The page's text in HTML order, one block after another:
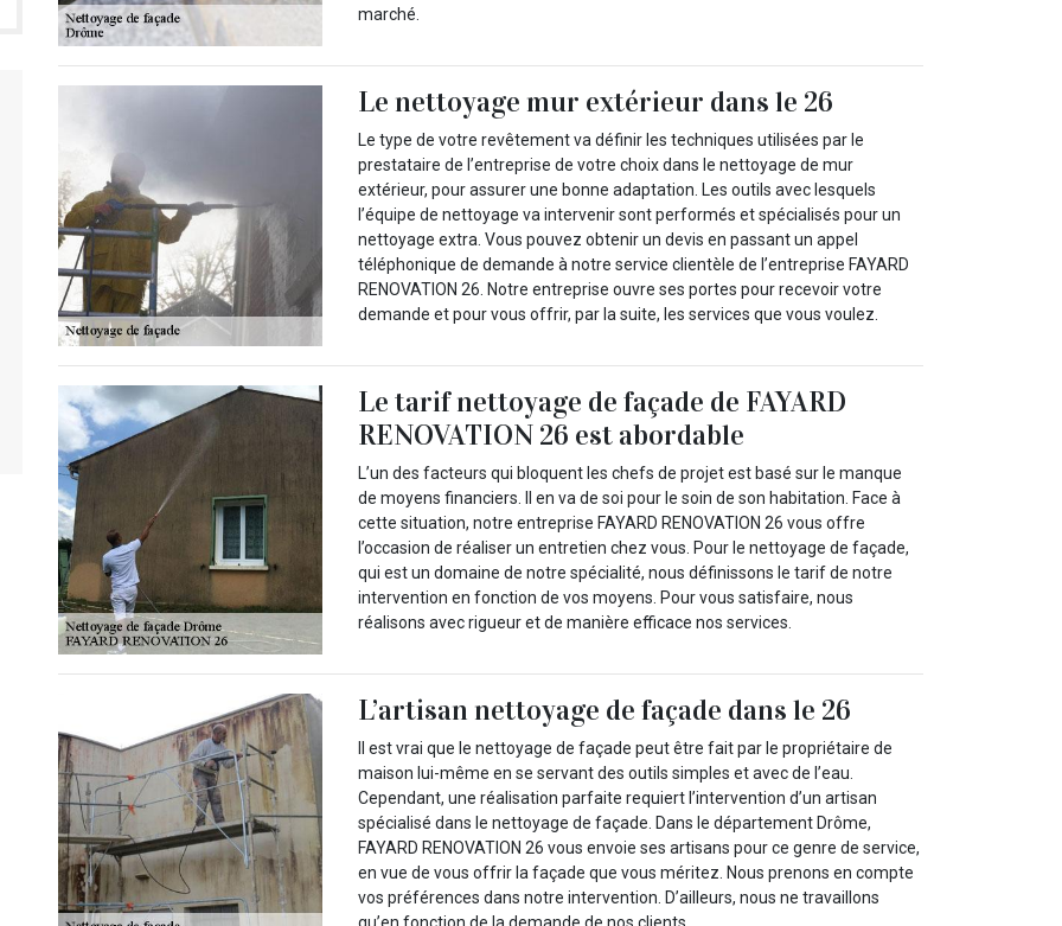
marché.
Le nettoyage mur extérieur dans le 26
Le type de votre revêtement va définir les techniques utilisées par le
prestataire de l’entreprise de votre choix dans le nettoyage de mur
extérieur, pour assurer une bonne adaptation. Les outils avec lesquels
l’équipe de nettoyage va intervenir sont performés et spécialisés pour un
nettoyage extra. Vous pouvez obtenir un devis en passant un appel
téléphonique de demande à notre service clientèle de l’entreprise FAYARD
RENOVATION 26. Notre entreprise ouvre ses portes pour recevoir votre
demande et pour vous offrir, par la suite, les services que vous voulez.
Le tarif nettoyage de façade de FAYARD
RENOVATION 26 est abordable
L’un des facteurs qui bloquent les chefs de projet est basé sur le manque
de moyens financiers. Il en va de soi pour le soin de son habitation. Face à
cette situation, notre entreprise FAYARD RENOVATION 26 vous offre
l’occasion de réaliser un entretien chez vous. Pour le nettoyage de façade,
qui est un domaine de notre spécialité, nous définissons le tarif de notre
intervention en fonction de vos moyens. Pour vous satisfaire, nous
réalisons avec rigueur et de manière efficace nos services.
L’artisan nettoyage de façade dans le 26
Il est vrai que le nettoyage de façade peut être fait par le propriétaire de
maison lui-même en se servant des outils simples et avec de l’eau.
Cependant, une réalisation parfaite requiert l’intervention d’un artisan
spécialisé dans le nettoyage de façade. Dans le département Drôme,
FAYARD RENOVATION 26 vous envoie ses artisans pour ce genre de service,
en vue de vous offrir la façade que vous méritez. Nous prenons en compte
vos préférences dans notre intervention. D’ailleurs, nous ne travaillons